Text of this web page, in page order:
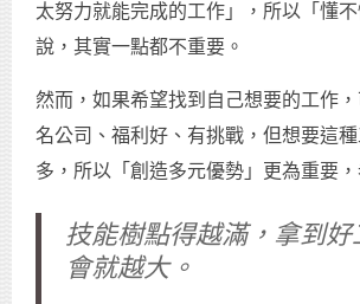
太努力就能完成的工作」，所以「懂
說，其實一點都不重要。
然而，如果希望找到自己想要的工作
名公司、福利好、有挑戰，但想要這
多，所以「創造多元優勢」更為重要，
技能樹點得越滿，拿到好
會就越大。